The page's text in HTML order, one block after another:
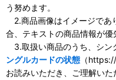
う努めます。
2.商品画像はイメージであ
合、テキストの商品情報が優
3.取扱い商品のうち、シン
ングルカードの状態 （
お読みいただき、ご理解い